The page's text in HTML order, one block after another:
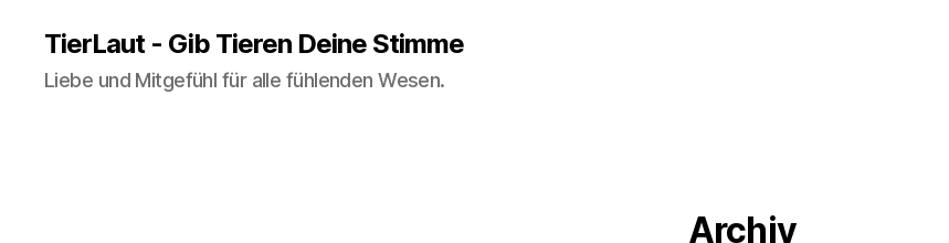
TierLaut - Gib Tieren Deine Stimme
Liebe und Mitgefühl für alle fühlenden Wesen.
Archiv